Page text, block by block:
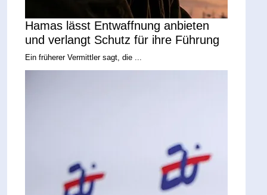
Hamas lässt Entwaffnung anbieten
und verlangt Schutz für ihre Führung
Ein früherer Vermittler sagt, die ...